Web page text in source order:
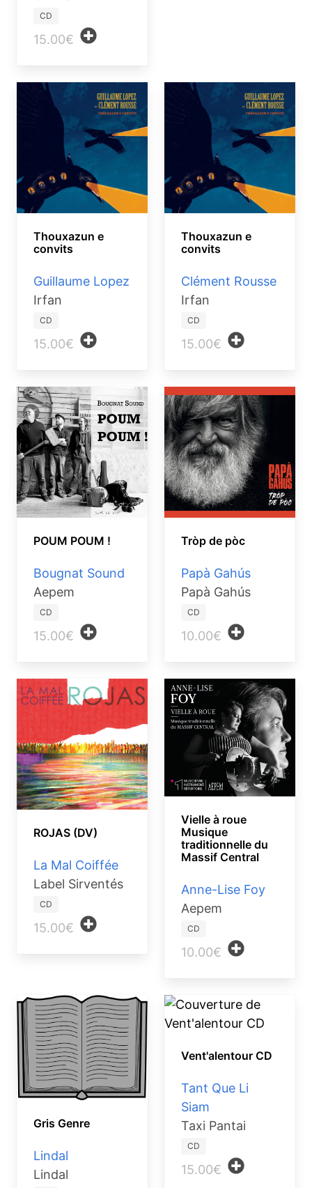
CD
15.00€
Thouxazun e
convits
Guillaume Lopez
Irfan
CD
15.00€
Thouxazun e
convits
Clément Rousse
Irfan
CD
15.00€
POUM POUM !
Bougnat Sound
Aepem
CD
15.00€
Tròp de pòc
Papà Gahús
Papà Gahús
CD
10.00€
ROJAS (DV)
La Mal Coiffée
Label Sirventés
CD
15.00€
Vielle à roue
Musique
traditionnelle du
Massif Central
Anne-Lise Foy
Aepem
CD
10.00€
Gris Genre
Lindal
Lindal
Vent'alentour CD
Tant Que Li
Siam
Taxi Pantai
CD
15.00€